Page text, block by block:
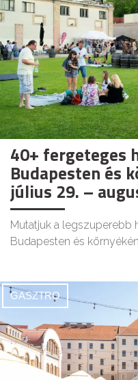
40+ fergeteges
Budapesten és
július 29. –
Mutatjuk a legszuperebb
Budapesten és
GASZTRO